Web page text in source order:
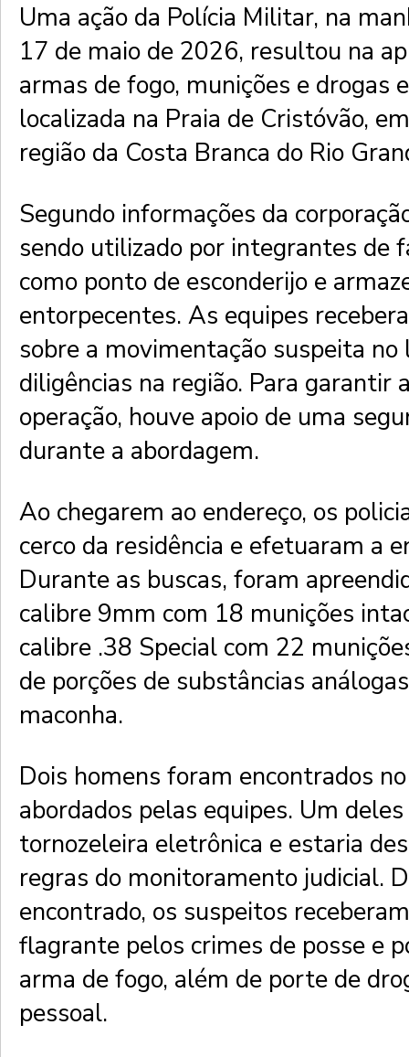
Uma ação da Polícia Militar, na
17 de maio de 2026, resultou na
armas de fogo, munições e drogas
localizada na Praia de Cristóvão,
região da Costa Branca do Rio
Segundo informações da
sendo utilizado por integrantes de
como ponto de esconderijo e
entorpecentes. As equipes
sobre a movimentação suspeita no
diligências na região. Para garantir
operação, houve apoio de uma
durante a abordagem.
Ao chegarem ao endereço, os
cerco da residência e efetuaram a
Durante as buscas, foram
calibre 9mm com 18 munições
calibre .38 Special com 22
de porções de substâncias
maconha.
Dois homens foram encontrados
abordados pelas equipes. Um
tornozeleira eletrônica e estaria
regras do monitoramento judicial.
encontrado, os suspeitos
flagrante pelos crimes de posse e
arma de fogo, além de porte de
pessoal.